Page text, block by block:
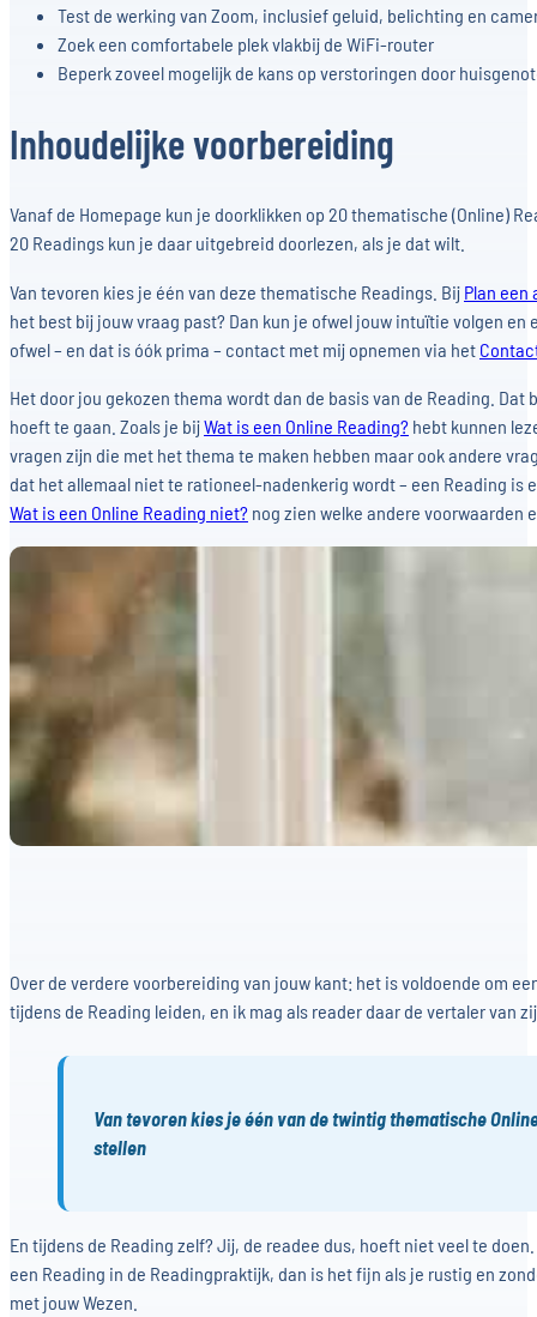
Test de werking van Zoom, inclusief geluid, belichting en
Zoek een comfortabele plek vlakbij de WiFi-router
Beperk zoveel mogelijk de kans op verstoringen door
Inhoudelijke voorbereiding
Vanaf de Homepage kun je doorklikken op 20 thematische (Online)
20 Readings kun je daar uitgebreid doorlezen, als je dat wilt.
Van tevoren kies je één van deze thematische Readings. Bij Plan een
het best bij jouw vraag past? Dan kun je ofwel jouw intuïtie volgen
ofwel – en dat is óók prima – contact met mij opnemen via het
Het door jou gekozen thema wordt dan de basis van de Reading.
hoeft te gaan. Zoals je bijWat is een Online Reading? hebt kunnen
vragen zijn die met het thema te maken hebben maar ook andere
dat het allemaal niet te rationeel-nadenkerig wordt – een Reading is
Wat is een Online Reading niet? nog zien welke andere voorwaarden
Over de verdere voorbereiding van jouw kant: het is voldoende om
tijdens de Reading leiden, en ik mag als reader daar de vertaler van
Van tevoren kies je één van de twintig thematische
stellen
En tijdens de Reading zelf? Jij, de readee dus, hoeft niet veel te
een Reading in de Readingpraktijk, dan is het fijn als je rustig en
met jouw Wezen.